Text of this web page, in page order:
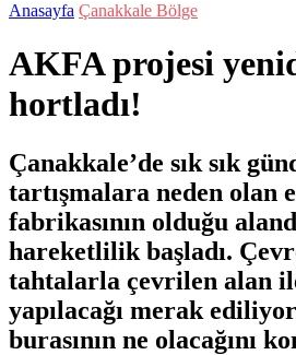
Anasayfa Çanakkale Bölge
AKFA projesi
hortladı!
Çanakkale’de sık sık
tartışmalara neden olan
fabrikasının olduğu
hareketlilik başladı.
tahtalarla çevrilen alan
yapılacağı merak
burasının ne olacağını